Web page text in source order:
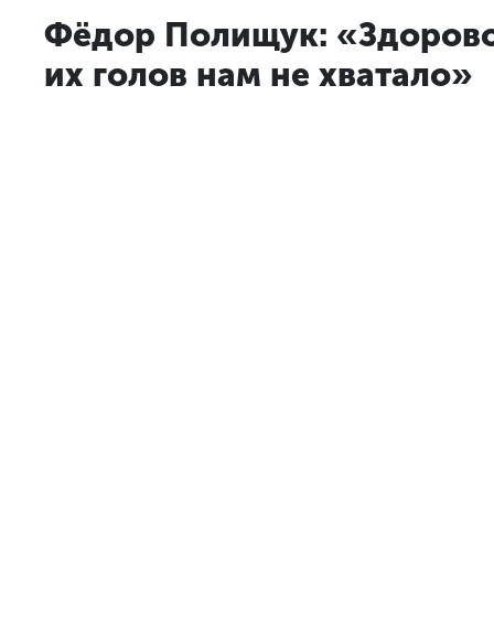
Фёдор Полищук:
их голов нам не хватало»